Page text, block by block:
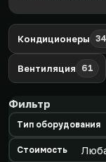
РАЗДЕЛЫ
Где
Кондиционеры
Вентиляция 61
Фильтр
Тип оборудования
Стоимость